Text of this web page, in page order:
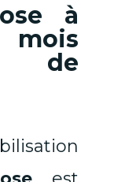
à
de